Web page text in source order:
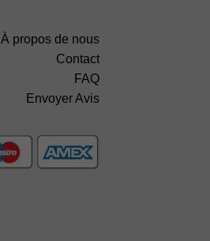
À propos de nous
Contact
FAQ
Envoyer Avis